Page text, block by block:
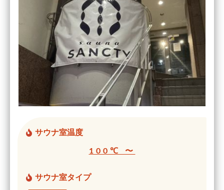
サウナ室温度
100℃ 〜
サウナ室タイプ